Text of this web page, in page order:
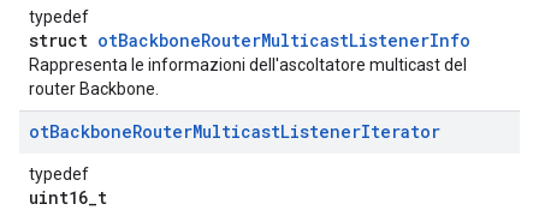
typedef
struct otBackboneRouterMulticastListenerInfo
Rappresenta le informazioni dell'ascoltatore multicast del
router Backbone.
otBackboneRouterMulticastListenerIterator
typedef
uint16_t